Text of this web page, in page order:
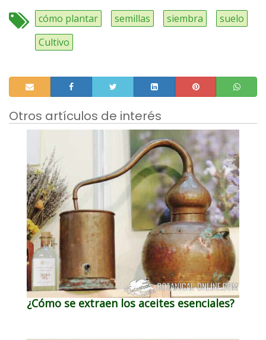
cómo plantar semillas siembra
suelo
Cultivo
Otros artículos de interés
¿Cómo se extraen los aceites esenciales?